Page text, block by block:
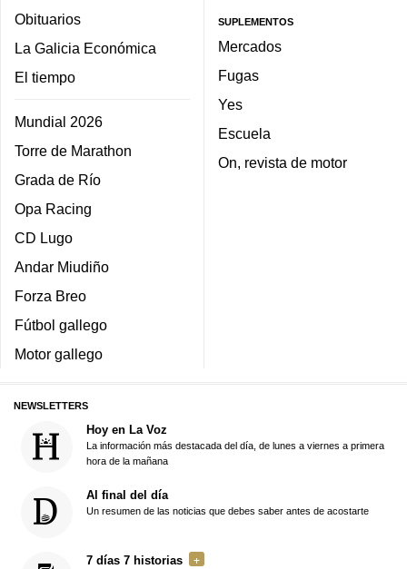
Obituarios
La Galicia Económica
El tiempo
Mundial 2026
Torre de Marathon
Grada de Río
Opa Racing
CD Lugo
Andar Miudiño
Forza Breo
Fútbol gallego
Motor gallego
SUPLEMENTOS
Mercados
Fugas
Yes
Escuela
On, revista de motor
NEWSLETTERS
Hoy en La Voz
La información más destacada del día, de lunes a viernes a primera
hora de la mañana
Al final del día
Un resumen de las noticias que debes saber antes de acostarte
7 días 7 historias